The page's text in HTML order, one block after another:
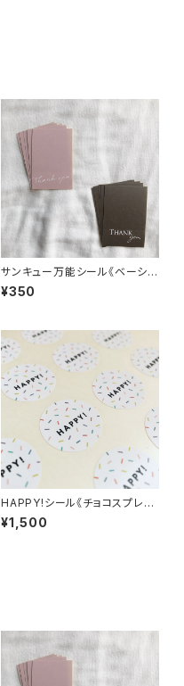
サンキュー万能シール《ベーシッ
クカラー》
¥350
HAPPY!シール《チョコスプレ
ー》
¥1,500